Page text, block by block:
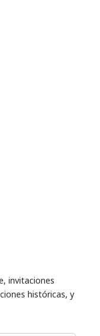
invitaciones
históricas, y